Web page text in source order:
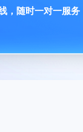
，随时一对一服务